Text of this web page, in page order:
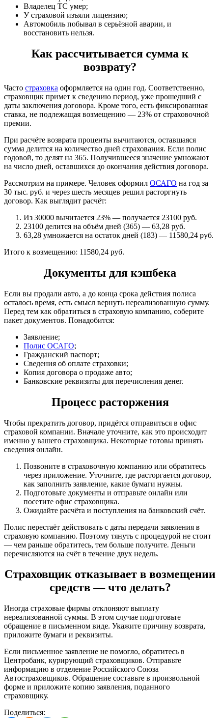
Владелец ТС умер;
У страховой изъяли лицензию;
Автомобиль побывал в серьёзной аварии, и
восстановить нельзя.
Как рассчитывается сумма к
возврату?
Часто страховка оформляется на один год. Соответственно,
страховщик примет к сведению период, уже прошедший с
даты заключения договора. Кроме того, есть фиксированная
ставка, не подлежащая возмещению — 23% от страховочной
премии.
При расчёте возврата проценты вычитаются, оставшаяся
сумма делится на количество дней страхования. Если полис
годовой, то делят на 365. Получившееся значение умножают
на число дней, оставшихся до окончания действия договора.
Рассмотрим на примере. Человек оформил ОСАГО на год за
30 тыс. руб. и через шесть месяцев решил расторгнуть
договор. Как выглядит расчёт:
Из 30000 вычитается 23% — получается 23100 руб.
23100 делится на объём дней (365) — 63,28 руб.
63,28 умножается на остаток дней (183) — 11580,24 руб.
Итого к возмещению: 11580,24 руб.
Документы для кэшбека
Если вы продали авто, а до конца срока действия полиса
осталось время, есть смысл вернуть нереализованную сумму.
Перед тем как обратиться в страховую компанию, соберите
пакет документов. Понадобится:
Заявление;
Полис ОСАГО;
Гражданский паспорт;
Сведения об оплате страховки;
Копия договора о продаже авто;
Банковские реквизиты для перечисления денег.
Процесс расторжения
Чтобы прекратить договор, придётся отправиться в офис
страховой компании. Вначале уточните, как это происходит
именно у вашего страховщика. Некоторые готовы принять
сведения онлайн.
Позвоните в страховочную компанию или обратитесь
через приложение. Уточните, где расторгается договор,
как заполнить заявление, какие бумаги нужны.
Подготовьте документы и отправьте онлайн или
посетите офис страховщика.
Ожидайте расчёта и поступления на банковский счёт.
Полис перестаёт действовать с даты передачи заявления в
страховую компанию. Поэтому тянуть с процедурой не стоит
— чем раньше обратитесь, тем больше получите. Деньги
перечисляются на счёт в течение двух недель.
Страховщик отказывает в возмещении
средств — что делать?
Иногда страховые фирмы отклоняют выплату
нереализованной суммы. В этом случае подготовьте
обращение в письменном виде. Укажите причину возврата,
приложите бумаги и реквизиты.
Если письменное заявление не помогло, обратитесь в
Центробанк, курирующий страховщиков. Отправьте
информацию в отделение Российского Союза
Автостраховщиков. Обращение составьте в произвольной
форме и приложите копию заявления, поданного
страховщику.
Поделиться: